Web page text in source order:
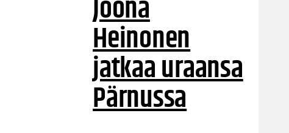
Joona
Heinonen
jatkaa uraansa
Pärnussa